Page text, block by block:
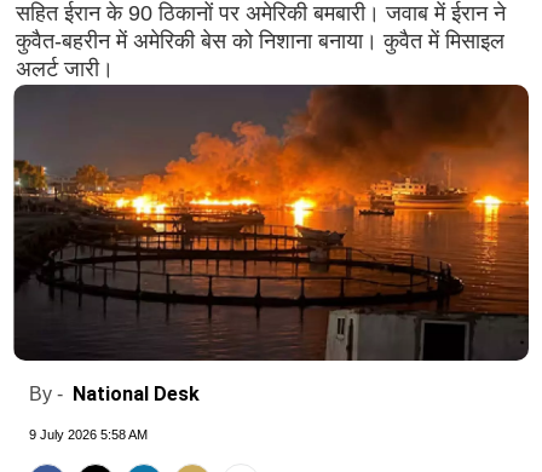
सहित ईरान के 90 ठिकानों पर अमेरिकी बमबारी। जवाब में ईरान ने
कुवैत-बहरीन में अमेरिकी बेस को निशाना बनाया। कुवैत में मिसाइल
अलर्ट जारी।
By - National Desk
9 July 2026 5:58 AM